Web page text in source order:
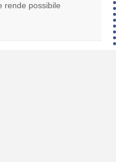
rende possibile